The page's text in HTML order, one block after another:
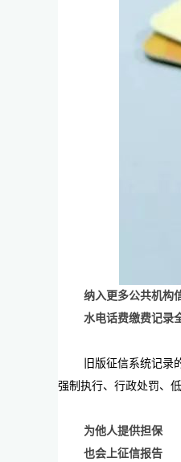
纳入更多公共机构
水电话费缴费记录
旧版征信系统记
强制执行、行政处罚、
为他人提供担保
也会上征信报告